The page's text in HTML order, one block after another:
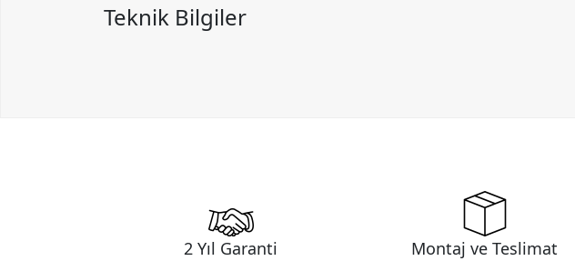
Teknik Bilgiler
2 Yıl Garanti Montaj ve Teslimat